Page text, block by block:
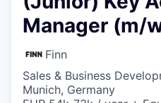
Manager (m/
Finn
Sales & Business
Munich, Germany